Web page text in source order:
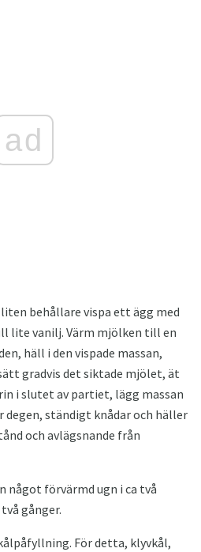
ad
behållare vispa ett ägg med
lite vanilj. Värm mjölken till en
häll i den vispade massan,
gradvis det siktade mjölet, ät
i slutet av partiet, lägg massan
degen, ständigt knådar och häller
och avlägsnande från
något förvärmd ugn i ca två
gånger.
För detta, klyvkål,